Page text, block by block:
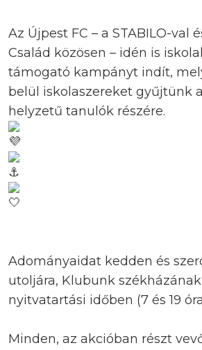
Az Újpest FC – a STABILO-val
Család közösen – idén is
támogató kampányt indít,
belül iskolaszereket gyűjtünk
helyzetű tanulók részére.
Adományaidat kedden és
utoljára, Klubunk
nyitvatartási időben (7 és 19
Minden, az akcióban részt